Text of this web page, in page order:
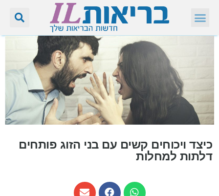
כיצד ויכוחים קשים עם בני הזוג פותחים
דלתות למחלות